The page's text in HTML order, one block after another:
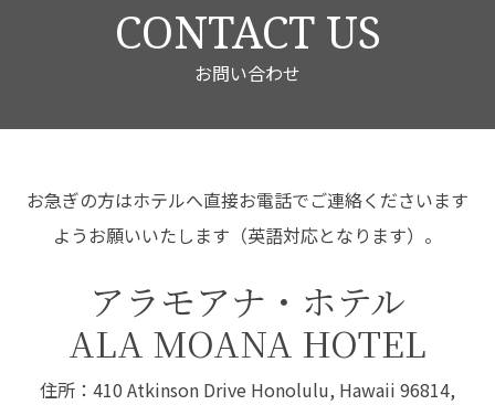
CONTACT US
お問い合わせ
お急ぎの方はホテルへ直接お電話でご連絡くださいます
ようお願いいたします（英語対応となります）。
アラモアナ・ホテル
ALA MOANA HOTEL
住所：410 Atkinson Drive Honolulu, Hawaii 96814,